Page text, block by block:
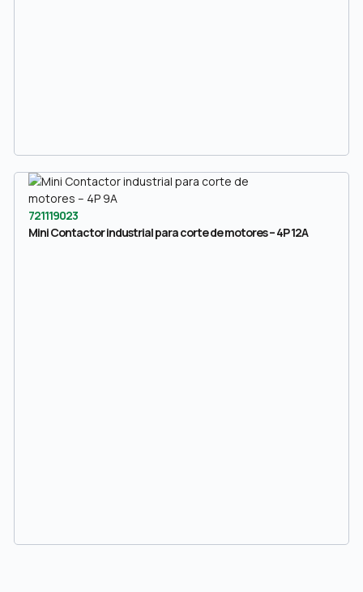
721119023
Mini Contactor industrial para corte de motores – 4P 12A